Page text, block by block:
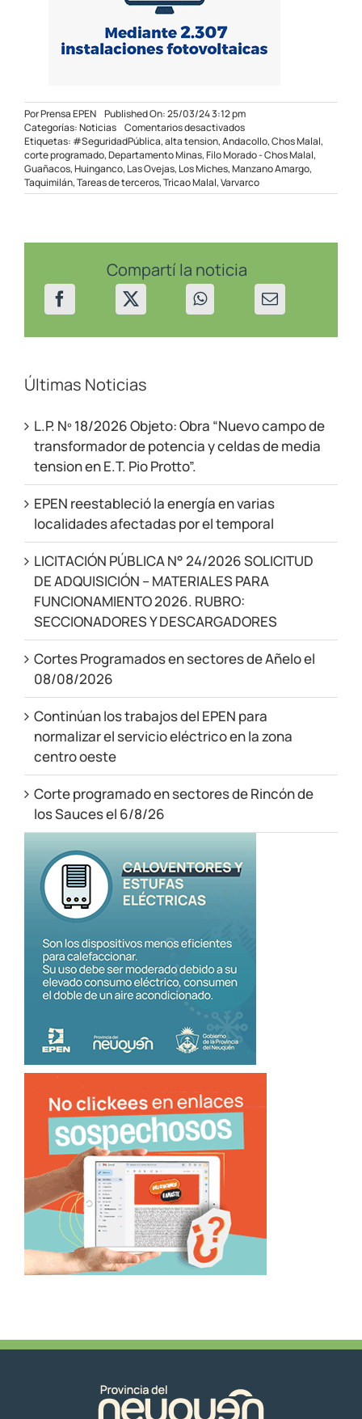
PorPrensa EPEN Published On: 25/03/24 3:12 pm
Categorías:Noticias Comentarios desactivadosen
Corte
programado
en
zona
Norte
Etiquetas: #SeguridadPública,alta tension,Andacollo,Chos Malal,
corte programado,Departamento Minas,Filo Morado - Chos Malal,
Guañacos,Huinganco, Las Ovejas, Los Miches,Manzano Amargo,
Taquimilán,Tareas de terceros,Tricao Malal,Varvarco
Compartí la noticia
Últimas Noticias
L.P. Nº 18/2026 Objeto: Obra “Nuevo campo de
transformador de potencia y celdas de media
tension en E.T. Pio Protto”.
EPEN reestableció la energía en varias
localidades afectadas por el temporal
LICITACIÓN PÚBLICA N° 24/2026 SOLICITUD
DE ADQUISICIÓN – MATERIALES PARA
FUNCIONAMIENTO 2026. RUBRO:
SECCIONADORES Y DESCARGADORES
Cortes Programados en sectores de Añelo el
08/08/2026
Continúan los trabajos del EPEN para
normalizar el servicio eléctrico en la zona
centro oeste
Corte programado en sectores de Rincón de
los Sauces el 6/8/26